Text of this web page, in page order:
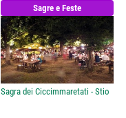
Sagre e Feste
Sagra dei Ciccimmaretati - Stio